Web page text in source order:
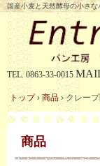
国産小麦と天然酵母の小さ
TEL.0863-33-0015
トップ› 商品›クレー
商品